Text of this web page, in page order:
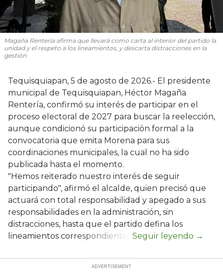
Magaña Rentería afirma que llevará como carta al interior del partido la
unidad y el respeto a los lineamientos, y descarta distracciones en la
gestión
Tequisquiapan, 5 de agosto de 2026.- El presidente
municipal de Tequisquiapan, Héctor Magaña
Rentería, confirmó su interés de participar en el
proceso electoral de 2027 para buscar la reelección,
aunque condicionó su participación formal a la
convocatoria que emita Morena para sus
coordinaciones municipales, la cual no ha sido
publicada hasta el momento.
"Hemos reiterado nuestro interés de seguir
participando", afirmó el alcalde, quien precisó que
actuará con total responsabilidad y apegado a sus
responsabilidades en la administración, sin
distracciones, hasta que el partido defina los
lineamientos correspondientes.